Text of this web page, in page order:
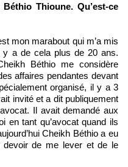
mon marabout qui m’a mis
y a de cela plus de 20 ans.
Béthio me considère
affaires pendantes devant
organisé, il y a 3
invité et a dit publiquement
Il avait demandé aux
en tant qu’avocat quand ils
Cheikh Béthio a eu
devoir de me lever et de le